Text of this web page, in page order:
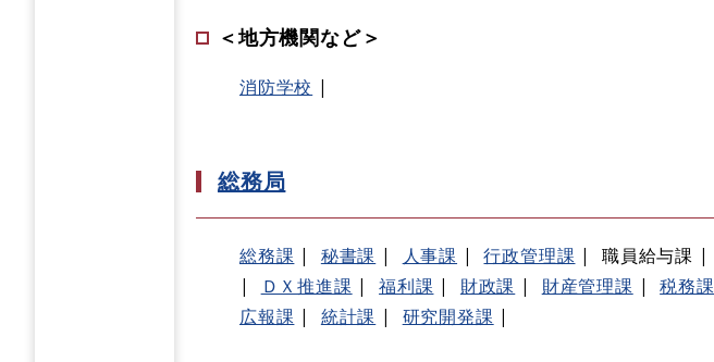
＜地方機関など＞
消防学校
総務局
総務課 秘書課 人事課 行政管理課 職員給与課
ＤＸ推進課
福利課 財政課 財産管理課 税務課
広報課
統計課 研究開発課